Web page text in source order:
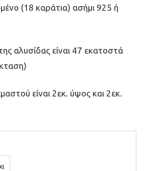
(18 καράτια) ασήμι 925 ή
αλυσίδας είναι 47 εκατοστά
είναι 2εκ. ύψος και 2εκ.